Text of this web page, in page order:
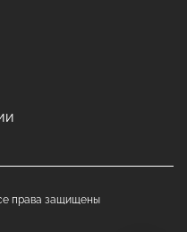
права защищены